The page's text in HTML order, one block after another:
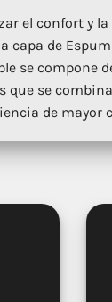
el confort y
capa de
se compone
que se
de mayor